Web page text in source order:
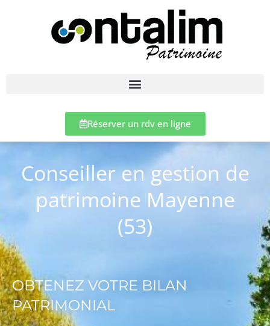
Réserver un rdv en ligne
Conseiller en gestion de
patrimoine Mayenne
(53)
OBTENEZ VOTRE BILAN
PATRIMONIAL